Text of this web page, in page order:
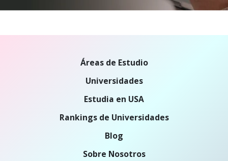
Áreas de Estudio
Universidades
Estudia en USA
Rankings de Universidades
Blog
Sobre Nosotros